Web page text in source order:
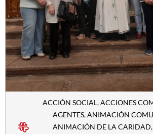
ACCIÓN SOCIAL,ACCIONES
AGENTES,ANIMACIÓN
ANIMACIÓN DE LA CARIDAD